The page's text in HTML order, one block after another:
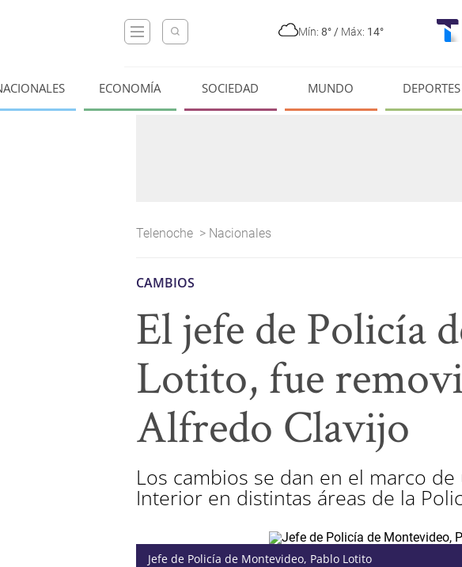
Mín: 8° / Máx: 14°
ECONOMÍA SOCIEDAD MUNDO DEPORTES
Telenoche > Nacionales
CAMBIOS
El jefe de Policía
Lotito, fue
Alfredo Clavijo
Los cambios se dan en el marco
Interior en distintas áreas de la
Jefe de Policía de Montevideo, Pablo Lotito